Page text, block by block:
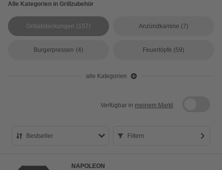
Alle Kategorien in Grillzubehör
Grillabdeckungen (157) Anzündkamine (7)
Burgerpressen (4) Feuertöpfe (59)
alle Kategorien
Verfügbar in meinem Markt
Bestseller Filtern
NAPOLEON